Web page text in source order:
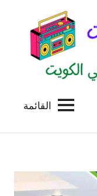
القائمة